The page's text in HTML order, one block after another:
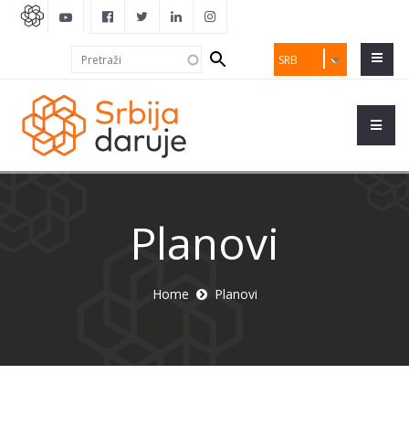
SRB
Search
form
Planovi
Home Planovi